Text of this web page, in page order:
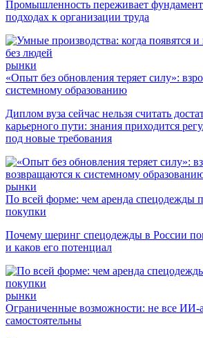
Промышленность переживает
подходах к организации труда
рынки
«Опыт без обновления теряет силу»:
системному образованию
Диплом вуза сейчас нельзя считать
карьерного пути: знания приходится
под новые требования
рынки
По всей форме: чем аренда спецодежды
покупки
Почему шеринг спецодежды в России
и каков его потенциал
рынки
Ограниченные возможности: не все ИИ-
самостоятельны